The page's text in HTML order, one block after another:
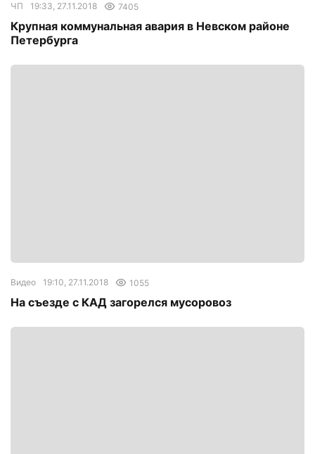
ЧП 19:33, 27.11.2018 7405
Крупная коммунальная авария в Невском районе
Петербурга
Видео 19:10, 27.11.2018 1055
На съезде с КАД загорелся мусоровоз